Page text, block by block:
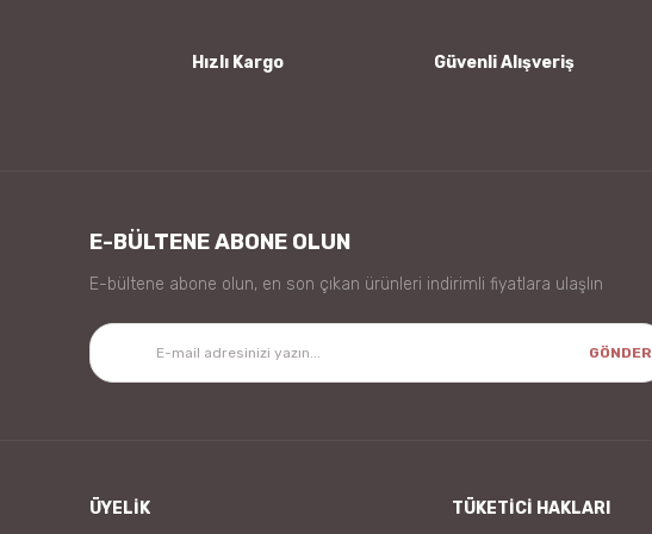
Hızlı Kargo Güvenli Alışveriş
E-BÜLTENE ABONE OLUN
E-bültene abone olun, en son çıkan ürünleri indirimli fiyatlara ulaşlın
GÖNDER
ÜYELİK TÜKETİCİ HAKLARI